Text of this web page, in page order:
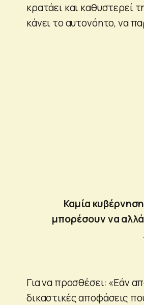
κρατάει και καθυστερεί
κάνει το αυτονόητο, να
Καμία
μπορέσουν να
Για να προσθέσει: «Εάν
δικαστικές αποφάσεις